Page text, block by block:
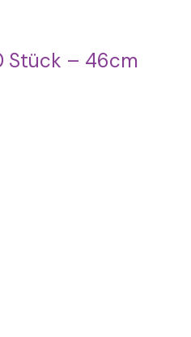
Stück – 46cm